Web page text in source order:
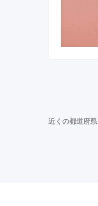
近くの都道府県